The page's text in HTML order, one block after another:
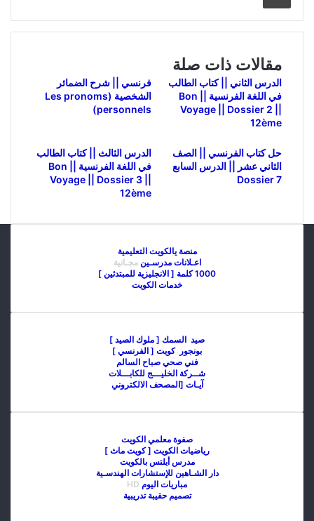
مقالات ذات صلة
فرنسي || شرح الضمائر
الشخصیة (Les pronoms
personnels)
الدرس الثاني || كتاب الطالب
في اللغة الفرنسية || Bon
Voyage || Dossier 2 ||
12ème
الدرس الثالث || كتاب الطالب
في اللغة الفرنسية || Bon
Voyage || Dossier 3 ||
12ème
حل كتاب الفرنسي || الصف
الثاني عشر || الدرس السابع
Dossier 7
منصة يالكويت التعليمية
اعـلانات مدرسـينمجـانية
1000 كلمة [ الانجليزية للمبتدئين ]
خدمات الكويت
صيد السمك [ ملوك الصيد ]
بونجور كويت [ الفرنسي ]
فني صحي صباح السالم
شــركة الخليـــج للكابـــلات
آيـات [المصحف الالكتروني
صفوة معلمي الكويت
رياضيات الكويت [ كويت ماث ]
مدرس أيلتس بالكويت
دار الشـاهين للإستشارات الهندسـية
مباريات اليوم
تصميم حقيبة تدريبية